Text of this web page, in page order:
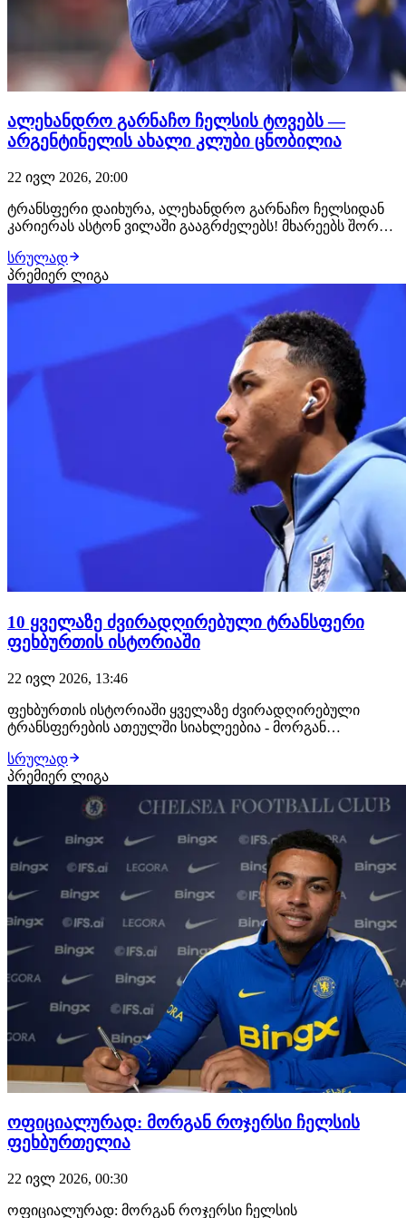
ალეხანდრო გარნაჩო ჩელსის ტოვებს —
არგენტინელის ახალი კლუბი ცნობილია
22 ივლ 2026, 20:00
ტრანსფერი დაიხურა, ალეხანდრო გარნაჩო ჩელსიდან
კარიერას ასტონ ვილაში გააგრძელებს! მხარეებს შორის
ბირმინგემში უკვე ელოდებიან, სადაც სამედიცინო
შემოწმებას გაივლის და კონტრაქტს ხელს მოაწერს.
კლუბებს შორის 1-წლიანი საიჯარო ხელშეკრულება გა…
სრულად
პრემიერ ლიგა
10 ყველაზე ძვირადღირებული ტრანსფერი
ფეხბურთის ისტორიაში
22 ივლ 2026, 13:46
ფეხბურთის ისტორიაში ყველაზე ძვირადღირებული
ტრანსფერების ათეულში სიახლეებია - მორგან
პოზიციები დაიკავეს. ინგლისელ მოთამაშეებზე
ძვირადღირებულებად რჩებიან მხოლოდ ნეიმარ
ჟუნიორი, კილიან მბაპე, უსმან დემბელე და ალექსანდერ
ისაკი. საინტერესო…
სრულად
პრემიერ ლიგა
ოფიციალურად: მორგან როჯერსი ჩელსის
ფეხბურთელია
22 ივლ 2026, 00:30
ოფიციალურად: მორგან როჯერსი ჩელსის